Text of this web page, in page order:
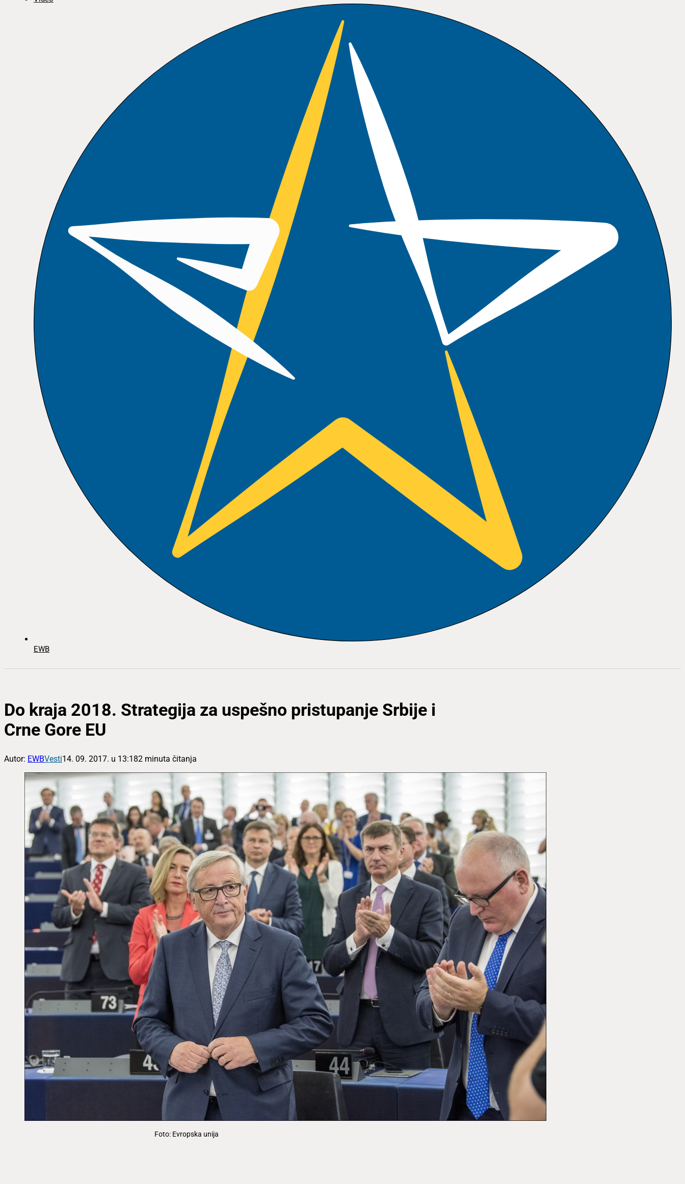
EWB
Do kraja 2018. Strategija za uspešno pristupanje Srbije i
Crne Gore EU
Autor: EWBVesti14. 09. 2017. u 13:182 minuta čitanja
Foto: Evropska unija